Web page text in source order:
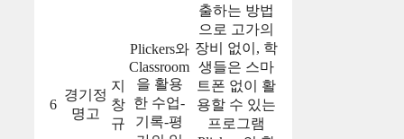
6
경기정
명고
지
창
규
Plickers와
Classroom
을 활용
한 수업-
기록-평
출하는 방법
으로 고가의
장비 없이, 학
생들은 스마
트폰 없이 활
용할 수 있는
프로그램